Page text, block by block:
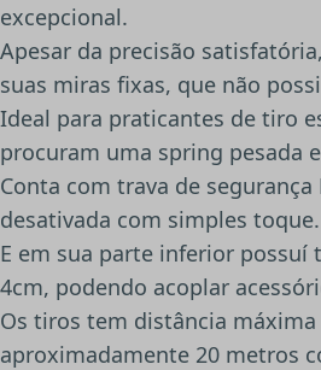
excepcional.
Apesar da precisão
suas miras fixas, que não
Ideal para praticantes de tiro
procuram uma spring pesada
Conta com trava de
desativada com simples toque.
E em sua parte inferior possuí
4cm, podendo acoplar
Os tiros tem distância máxima
aproximadamente 20 metros